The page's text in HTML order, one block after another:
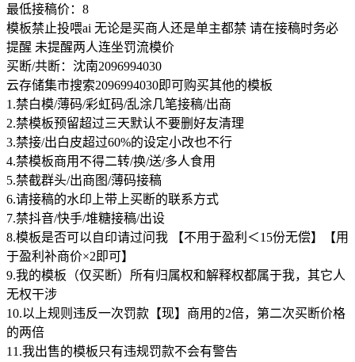
最低接稿价：8
模板禁止投喂ai 无论是买商人还是单主都禁 请在接稿时务必
提醒 未提醒两人连坐罚流模价
买断/共断：沈南2096994030
云存储集市搜索2096994030即可购买其他的模板
1.禁白模/薄码/彩虹码/乱涂几笔接稿/出商
2.禁模板预留超过三天默认不要删好友清理
3.禁接/出白皮超过60%的设定小改也不行
4.禁模板商用不得二转/换/送/多人食用
5.禁截群头/出商图/薄码接稿
6.请接稿的水印上带上买断的联系方式
7.禁抖音/快手/堆糖接稿/出设
8.模板是否可以自印请过问我 【不用于盈利＜15份无偿】【用
于盈利补商价×2即可】
9.我的模板（仅买断）所有归属权和解释权都属于我，其它人
无权干涉
10.以上规则违反一次罚款【现】商用的2倍，第二次买断价格
的两倍
11.我出售的模板只有违规罚款不会有警告